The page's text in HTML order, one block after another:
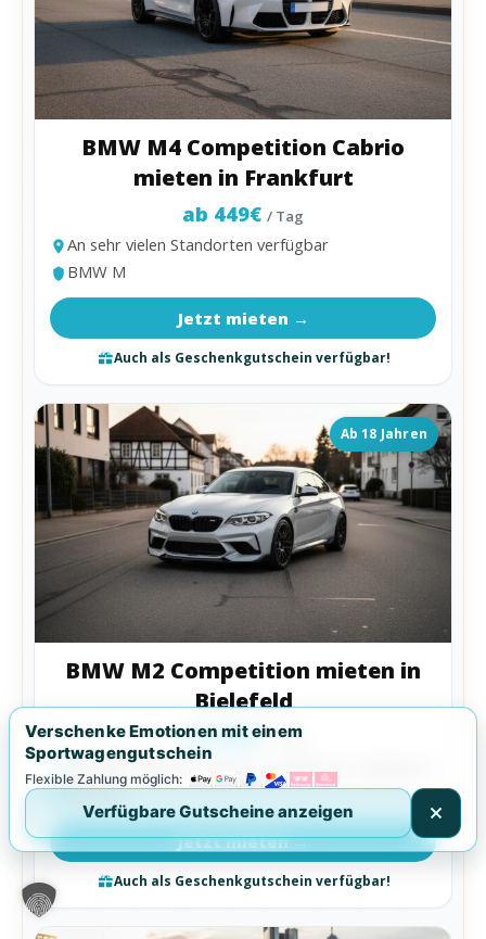
BMW M4 Competition Cabrio
mieten in Frankfurt
ab 449€ / Tag
An sehr vielen Standorten verfügbar
BMW M
Jetzt mieten →
Auch als Geschenkgutschein verfügbar!
Ab 18 Jahren
BMW M2 Competition mieten in
Bielefeld
ab 299€/ Tag
Bielefeld, Minden, Münster, Osnabrück, Paderborn
BMW M
Jetzt mieten →
Auch als Geschenkgutschein verfügbar!
Verschenke Emotionen mit einem
Sportwagengutschein
Flexible Zahlung möglich:
Verfügbare Gutscheine anzeigen